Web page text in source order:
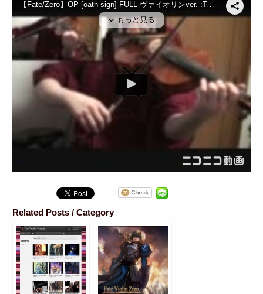
Related Posts / Category